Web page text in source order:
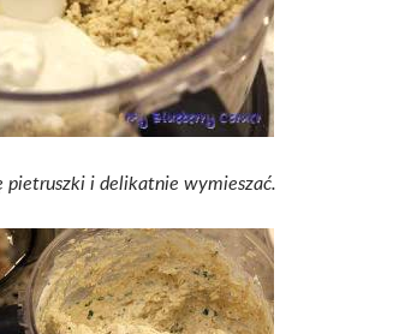
pietruszki i delikatnie wymieszać.